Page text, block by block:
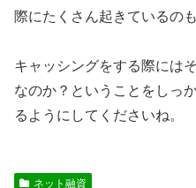
際にたくさん起きているのも
キャッシングをする際には
なのか？ということをしっ
るようにしてくださいね。
ネット融資